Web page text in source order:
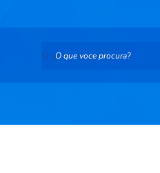
O que voce procura?